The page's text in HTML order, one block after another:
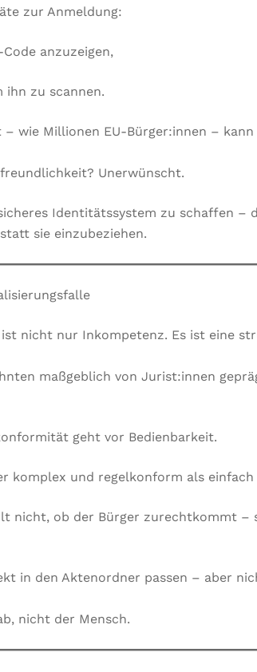
zur Anmeldung:
anzuzeigen,
ihn zu scannen.
wie Millionen EU-Bürger:innen –
Unerwünscht.
Identitätssystem zu schaffen –
sie einzubeziehen.
nicht nur Inkompetenz. Es ist eine
maßgeblich von Jurist:innen
geht vor Bedienbarkeit.
komplex und regelkonform als
nicht, ob der Bürger zurechtkommt –
in den Aktenordner passen – aber
nicht der Mensch.